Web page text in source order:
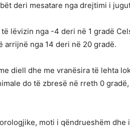
deri mesatare nga drejtimi i
lëvizin nga -4 deri në 1 gradë
arrijnë nga 14 deri në 20 gradë.
diell dhe me vranësira të lehta
do të zbresë në rreth 0
moti i qëndrueshëm